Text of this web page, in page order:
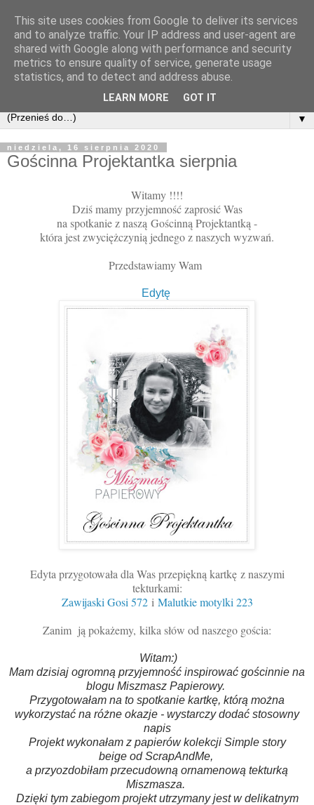
▼
niedziela, 16 sierpnia 2020
Gościnna Projektantka sierpnia
Witamy !!!!
Dziś mamy przyjemność zaprosić Was
na spotkanie z naszą Gościnną Projektantką -
która jest zwyciężczynią jednego z naszych wyzwań.
Przedstawiamy Wam
Edytę
Edyta przygotowała dla Was przepiękną kartkę z naszymi
tekturkami:
Zawijaski Gosi 572i Malutkie motylki 223
Zanim ją pokażemy, kilka słów od naszego gościa:
Witam:)
Mam dzisiaj ogromną przyjemność inspirować gościnnie na
blogu Miszmasz Papierowy.
Przygotowałam na to spotkanie kartkę, którą można
wykorzystać na różne okazje - wystarczy dodać stosowny
napis
Projekt wykonałam z papierów kolekcji Simple story
beigeodScrapAndMe,
a przyozdobiłam przecudowną ornamenową tekturką
Miszmasza.
Dzięki tym zabiegom projekt utrzymany jest w delikatnym
This site uses cookies from Google to deliver its services
and to analyze traffic. Your IP address and user-agent are
shared with Google along with performance and security
metrics to ensure quality of service, generate usage
statistics, and to detect and address abuse.
LEARN MORE GOT IT